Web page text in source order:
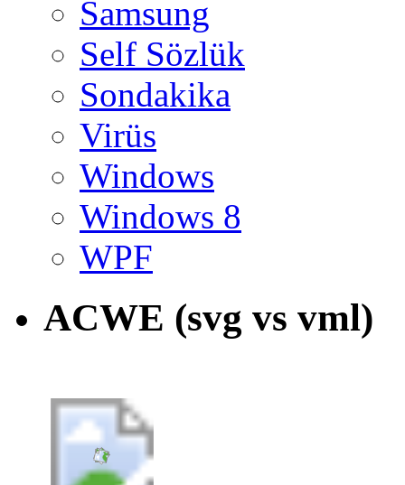
Samsung
Self Sözlük
Sondakika
Virüs
Windows
Windows 8
WPF
ACWE (svg vs vml)